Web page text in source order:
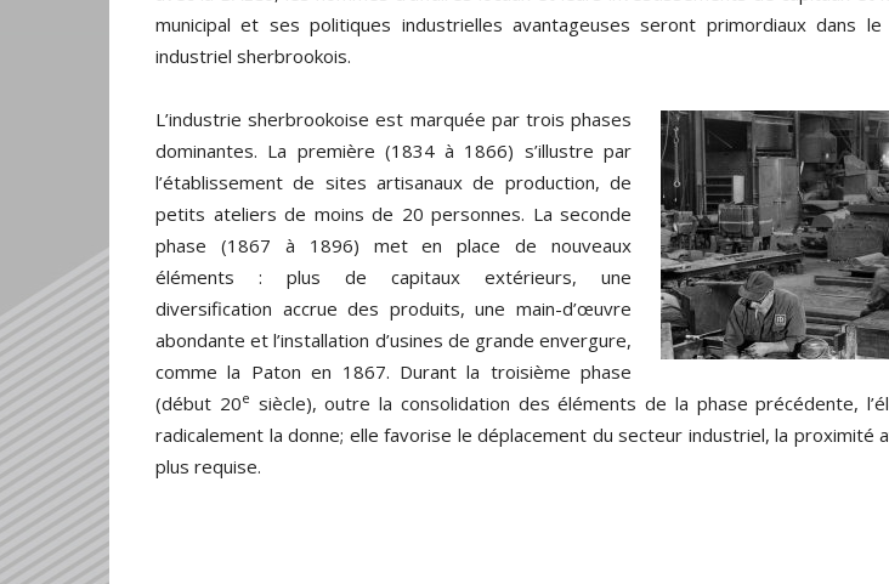
municipal et ses politiques industrielles avantageuses seront primordiaux dans le
industriel sherbrookois.
L’industrie sherbrookoise est marquée par trois phases
dominantes. La première (1834 à 1866) s’illustre par
l’établissement de sites artisanaux de production, de
petits ateliers de moins de 20 personnes. La seconde
phase (1867 à 1896) met en place de nouveaux
éléments : plus de capitaux extérieurs, une
diversification accrue des produits, une main-d’œuvre
abondante et l’installation d’usines de grande envergure,
comme la Paton en 1867. Durant la troisième phase
(début 20e siècle), outre la consolidation des éléments de la phase précédente,
radicalement la donne; elle favorise le déplacement du secteur industriel, la proximité
plus requise.